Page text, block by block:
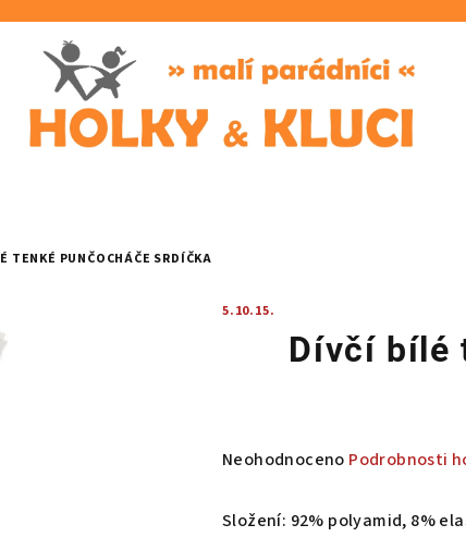
TENKÉ PUNČOCHÁČE SRDÍČKA
5.10.15.
Dívčí bílé
Průměrné
produktu
Neohodnoceno Podrobnosti
Složení: 92% polyamid, 8%